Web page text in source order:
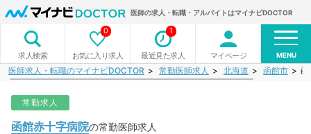
医師の求人・転職・アルバイトはマイナビDOCTOR
求人検索 お気に入り求人
0
最近見た求人
1
マイページ MENU
医師求人・転職のマイナビDOCTOR 常勤医師求人 北海道 函館市 函
常勤求人
函館赤十字病院の常勤医師求人